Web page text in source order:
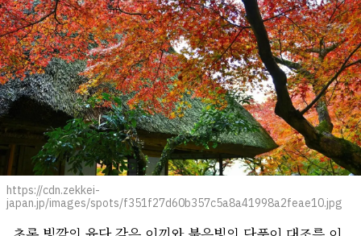
https://cdn.zekkei-
japan.jp/images/spots/f351f27d60b357c5a8a41998a2feae10.jpg